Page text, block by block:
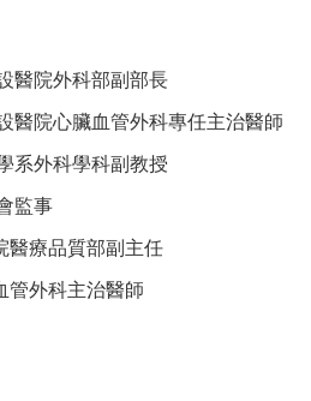
醫院外科部副部長
醫院心臟血管外科專任主治醫師
系外科學科副教授
監事
醫療品質部副主任
管外科主治醫師